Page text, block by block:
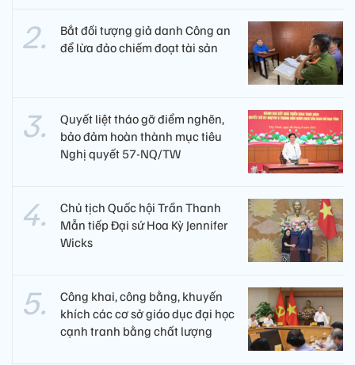
Bắt đối tượng giả danh Công an
để lừa đảo chiếm đoạt tài sản
Quyết liệt tháo gỡ điểm nghẽn,
bảo đảm hoàn thành mục tiêu
Nghị quyết 57-NQ/TW
Chủ tịch Quốc hội Trần Thanh
Mẫn tiếp Đại sứ Hoa Kỳ Jennifer
Wicks
Công khai, công bằng, khuyến
khích các cơ sở giáo dục đại học
cạnh tranh bằng chất lượng​